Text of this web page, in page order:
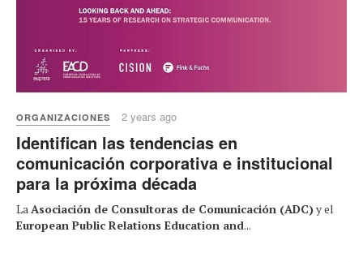
ORGANIZACIONES 2 years ago
Identifican las tendencias en
comunicación corporativa e institucional
para la próxima década
LaAsociación de Consultoras de Comunicación (ADC)y el
European Public Relations Education and...